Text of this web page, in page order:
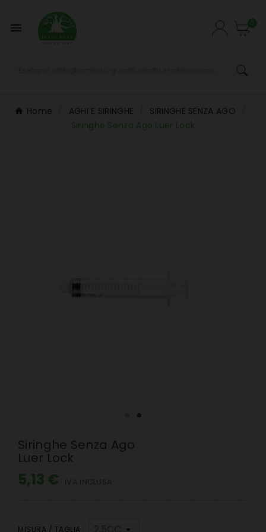
 0
Home AGHI E SIRINGHE
SIRINGHE SENZA AGO
Siringhe Senza Ago Luer Lock
Siringhe Senza Ago
Luer Lock
5,13 €
MISURA / TAGLIA :